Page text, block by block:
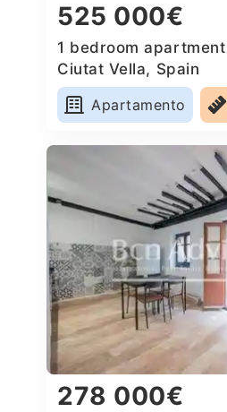
525 000€
1 bedroom
Ciutat Vella, Spain
Apartamento
278 000€